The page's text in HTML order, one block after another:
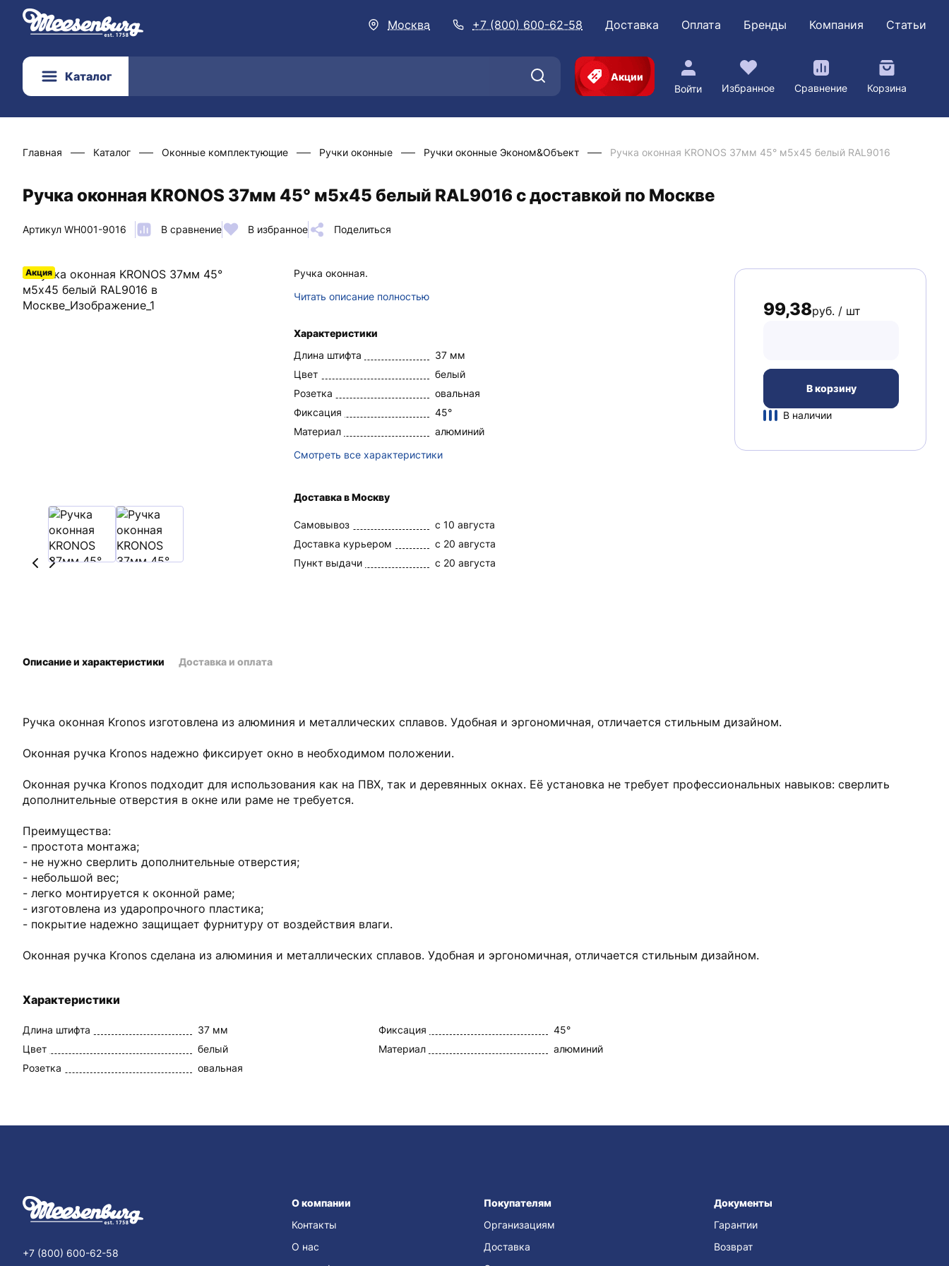
Москва +7 (800) 600-62-58 Доставка Оплата Бренды Компания Статьи
Каталог
Акции
Войти
Избранное Сравнение Корзина
Главная Каталог Оконные комплектующие Ручки оконные Ручки оконные Эконом&Объект Ручка оконная KRONOS 37мм 45° м5х45 белый RAL9016
Ручка оконная KRONOS 37мм 45° м5х45 белый RAL9016 с доставкой по Москве
Артикул WH001-9016 В сравнение В избранное Поделиться
Акция
Ручка оконная.
Читать описание полностью
Характеристики
Длина штифта
37 мм
Цвет
белый
Розетка
овальная
Фиксация
45°
Материал
алюминий
Смотреть все характеристики
Доставка в Москву
Самовывоз
c 10 августа
Доставка курьером
c 20 августа
Пункт выдачи
c 20 августа
99,38руб. / шт
В корзину
В наличии
Ручка оконная Kronos изготовлена из алюминия и металлических сплавов. Удобная и эргономичная, отличается стильным дизайном.
Оконная ручка Kronos надежно фиксирует окно в необходимом положении.
Оконная ручка Kronos подходит для использования как на ПВХ, так и деревянных окнах. Её установка не требует профессиональных навыков: сверлить
дополнительные отверстия в окне или раме не требуется.
Преимущества:
- простота монтажа;
- не нужно сверлить дополнительные отверстия;
- небольшой вес;
- легко монтируется к оконной раме;
- изготовлена из ударопрочного пластика;
- покрытие надежно защищает фурнитуру от воздействия влаги.
Оконная ручка Kronos сделана из алюминия и металлических сплавов. Удобная и эргономичная, отличается стильным дизайном.
Характеристики
Длина штифта
37 мм
Цвет
белый
Розетка
овальная
Фиксация
45°
Материал
алюминий
Описание и характеристики Доставка и оплата
+7 (800) 600-62-58
О компании
Контакты
О нас
Покупателям
Организациям
Доставка
Документы
Гарантии
Возврат